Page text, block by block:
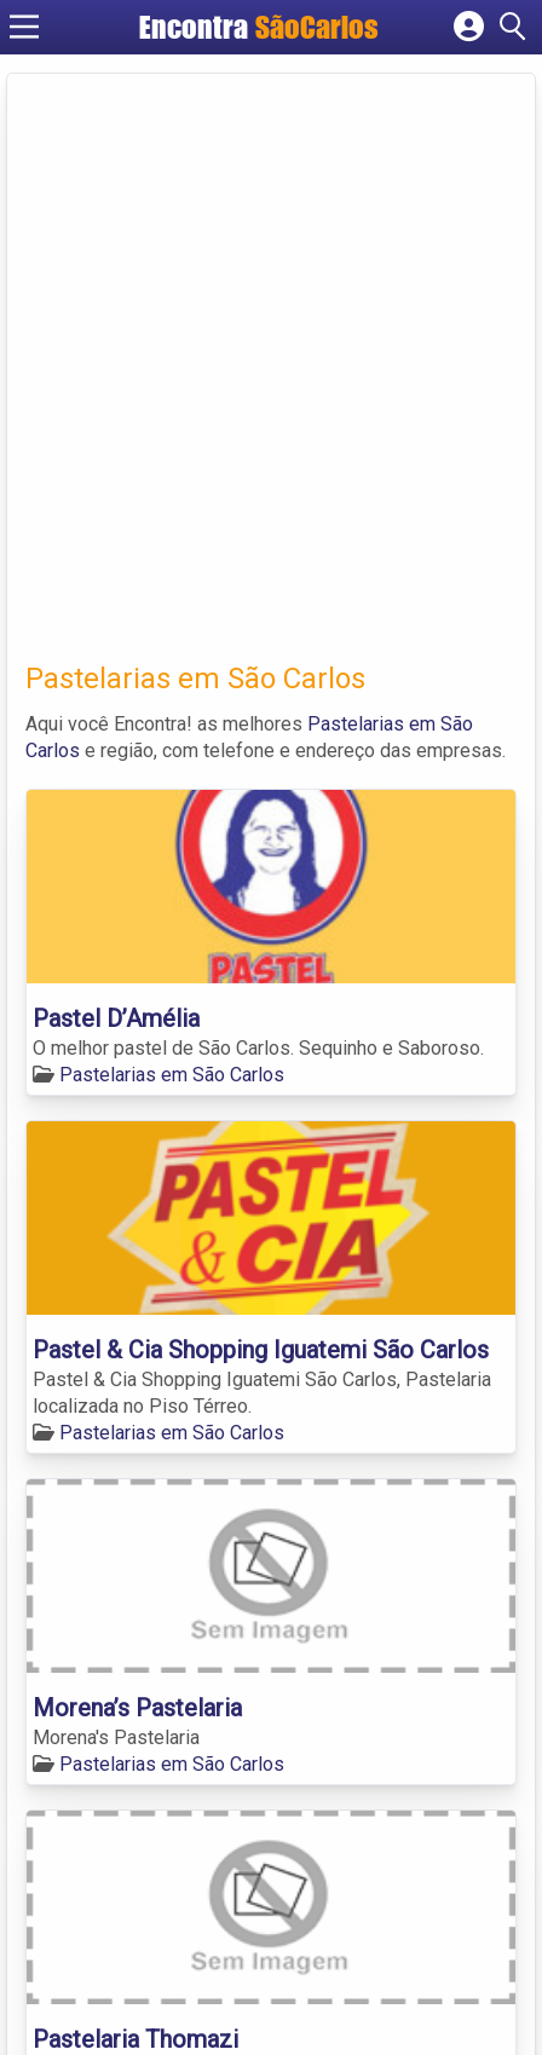
EncontraSãoCarlos
Cadastrar empresa
Pastelarias em São Carlos
Aqui você Encontra! as melhores Pastelarias em São
Carlos e região, com telefone e endereço das empresas.
Pastel D’Amélia
O melhor pastel de São Carlos. Sequinho e Saboroso.
Pastelarias em São Carlos
Pastel & Cia Shopping Iguatemi São Carlos
Pastel & Cia Shopping Iguatemi São Carlos, Pastelaria
localizada no Piso Térreo.
Pastelarias em São Carlos
Morena’s Pastelaria
Morena's Pastelaria
Pastelarias em São Carlos
Pastelaria Thomazi